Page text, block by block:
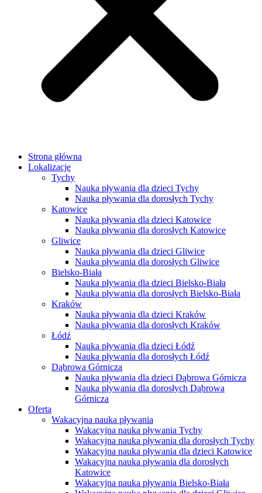
Strona główna
Lokalizacje
Tychy
Nauka pływania dla dzieci Tychy
Nauka pływania dla dorosłych Tychy
Katowice
Nauka pływania dla dzieci Katowice
Nauka pływania dla dorosłych Katowice
Gliwice
Nauka pływania dla dzieci Gliwice
Nauka pływania dla dorosłych Gliwice
Bielsko-Biała
Nauka pływania dla dzieci Bielsko-Biała
Nauka pływania dla dorosłych Bielsko-Biała
Kraków
Nauka pływania dla dzieci Kraków
Nauka pływania dla dorosłych Kraków
Łódź
Nauka pływania dla dzieci Łódź
Nauka pływania dla dorosłych Łódź
Dąbrowa Górnicza
Nauka pływania dla dzieci Dąbrowa Górnicza
Nauka pływania dla dorosłych Dąbrowa
Górnicza
Oferta
Wakacyjna nauka pływania
Wakacyjna nauka pływania Tychy
Wakacyjna nauka pływania dla dorosłych Tychy
Wakacyjna nauka pływania dla dzieci Katowice
Wakacyjna nauka pływania dla dorosłych
Katowice
Wakacyjna nauka pływania Bielsko-Biała